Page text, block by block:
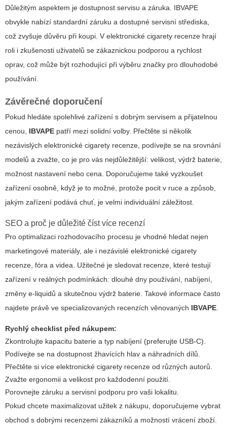
Důležitým aspektem je dostupnost servisu a záruka. IBVAPE
obvykle nabízí standardní záruku a dostupné servisní střediska,
což zvyšuje důvěru při koupi. V elektronické cigarety recenze hrají
roli i zkušenosti uživatelů se zákaznickou podporou a rychlost
oprav, což může být rozhodující při výběru značky pro dlouhodobé
používání.
Závěrečné doporučení
Pokud hledáte spolehlivé zařízení s dobrým servisem a přijatelnou
cenou, IBVAPE patří mezi solidní volby. Přečtěte si několik
nezávislých elektronické cigarety recenze , podívejte se na srovnání
modelů a zvažte, co je pro vás nejdůležitější: velikost, výdrž baterie,
možnost nastavení nebo cena. Doporučujeme také vyzkoušet
zařízení osobně, když je to možné, protože pocit v ruce a způsob,
jakým zařízení podává chuť, je velmi individuální záležitost.
SEO a proč je důležité číst více recenzí
Pro optimalizaci rozhodovacího procesu je vhodné hledat nejen
marketingové materiály, ale i nezávislé elektronické cigarety
recenze , fóra a videa. Užitečné je sledovat recenze, které testují
zařízení v reálných podmínkách: dlouhé dny používání, nabíjení,
změny e-liquidů a skutečnou výdrž baterie. Takové informace často
najdete právě ve specializovaných recenzích věnovaných IBVAPE
Rychlý checklist před nákupem:
Zkontrolujte kapacitu baterie a typ nabíjení (preferujte USB-C).
Podívejte se na dostupnost žhavících hlav a náhradních dílů.
Přečtěte si více elektronické cigarety recenze od různých autorů.
Zvažte ergonomii a velikost pro každodenní použití.
Porovnejte záruku a servisní podporu pro vaši lokalitu.
Pokud chcete maximalizovat užitek z nákupu, doporučujeme vybrat
obchod s dobrými recenzemi zákazníků a možností vrácení zboží.